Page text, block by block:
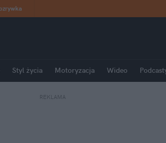
Styl życia Motoryzacja Wideo
REKLAMA